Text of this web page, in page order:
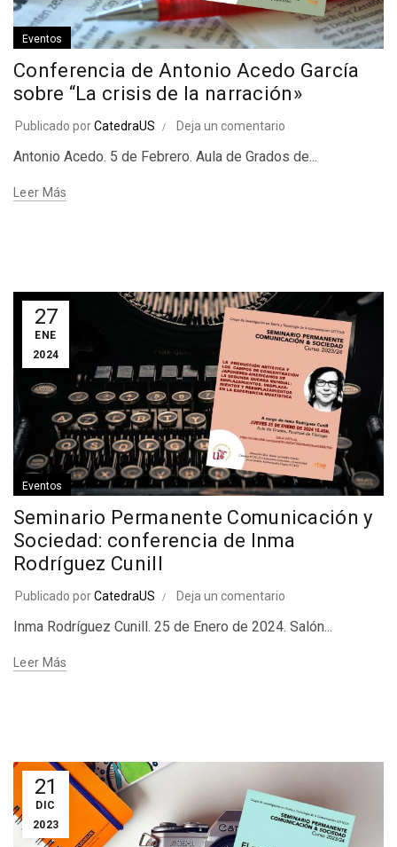
Eventos
Conferencia de Antonio Acedo García
sobre “La crisis de la narración»
Publicado porCatedraUS Deja un comentario
Antonio Acedo. 5 de Febrero. Aula de Grados de...
Leer Más
27
ENE
2024
Eventos
Seminario Permanente Comunicación y
Sociedad: conferencia de Inma
Rodríguez Cunill
Publicado porCatedraUS Deja un comentario
Inma Rodríguez Cunill. 25 de Enero de 2024. Salón...
Leer Más
21
DIC
2023